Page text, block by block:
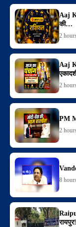
Aaj
की…
2
Aaj
2
PM
2
8